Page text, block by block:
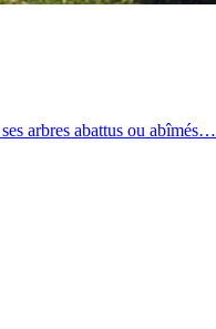
arbres abattus ou abîmés…